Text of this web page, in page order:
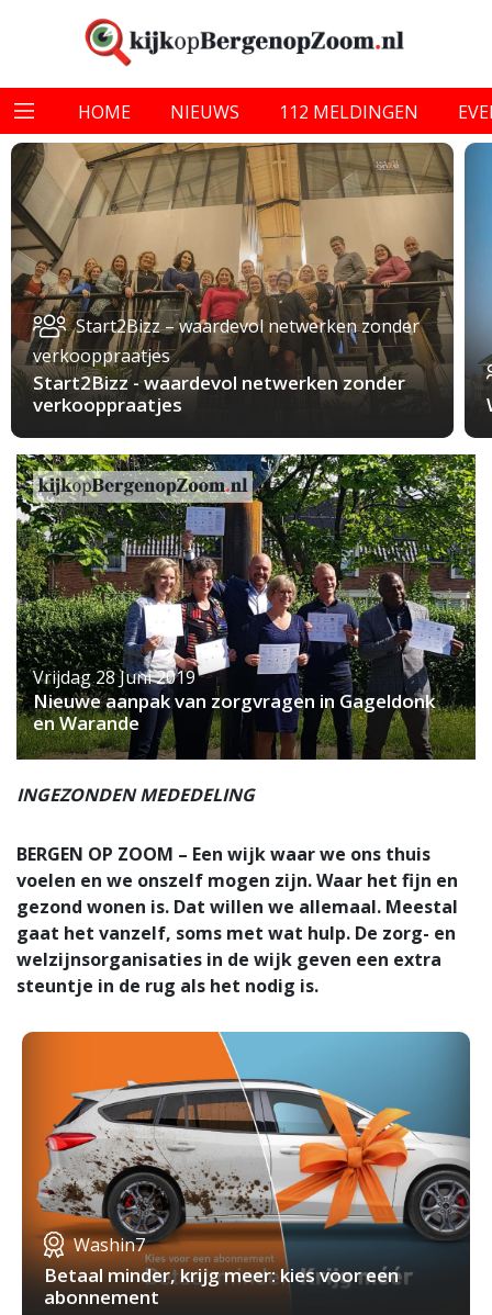
HOME NIEUWS 112 MELDINGEN
Start2Bizz – waardevol netwerken zonder
verkooppraatjes
Start2Bizz - waardevol netwerken zonder
verkooppraatjes
Vrijdag 28 Juni 2019
Nieuwe aanpak van zorgvragen in Gageldonk
en Warande
INGEZONDEN MEDEDELING
BERGEN OP ZOOM – Een wijk waar we ons thuis
voelen en we onszelf mogen zijn. Waar het fijn en
gezond wonen is. Dat willen we allemaal. Meestal
gaat het vanzelf, soms met wat hulp. De zorg- en
welzijnsorganisaties in de wijk geven een extra
steuntje in de rug als het nodig is.
Washin7
Betaal minder, krijg meer: kies voor een
abonnement